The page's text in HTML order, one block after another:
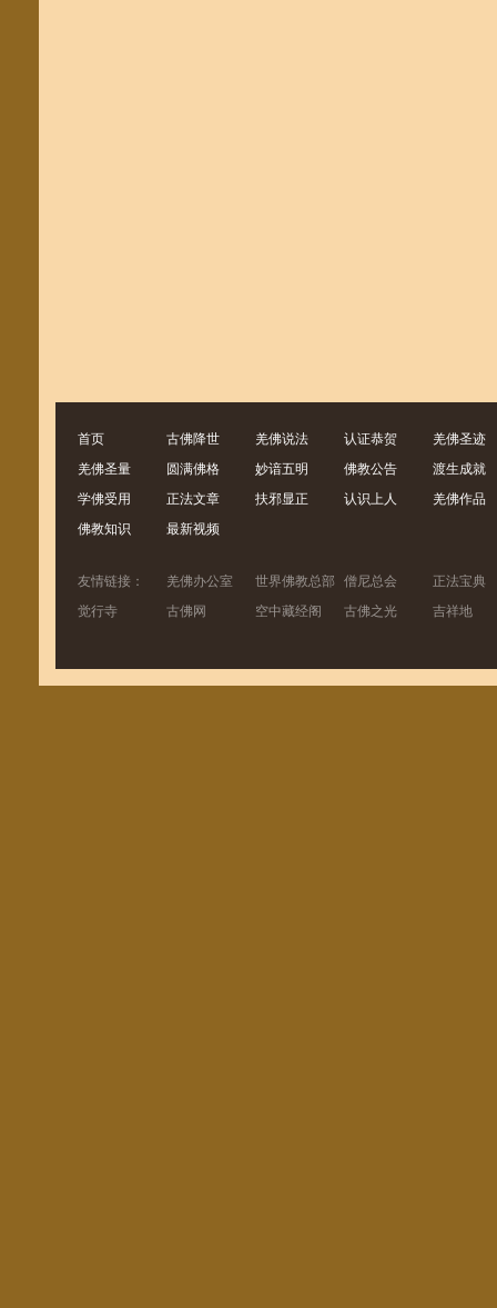
首页 古佛降世 羌佛说法 认证恭贺
羌佛圣迹
羌佛圣量
圆满佛格 妙谙五明 佛教公告
渡生成就
学佛受用
正法文章 扶邪显正 认识上人
羌佛作品
佛教知识
最新视频
友情链接： 羌佛办公室 世界佛教总部 僧尼总会
正法宝典
觉行寺
古佛网 空中藏经阁 古佛之光 吉祥地